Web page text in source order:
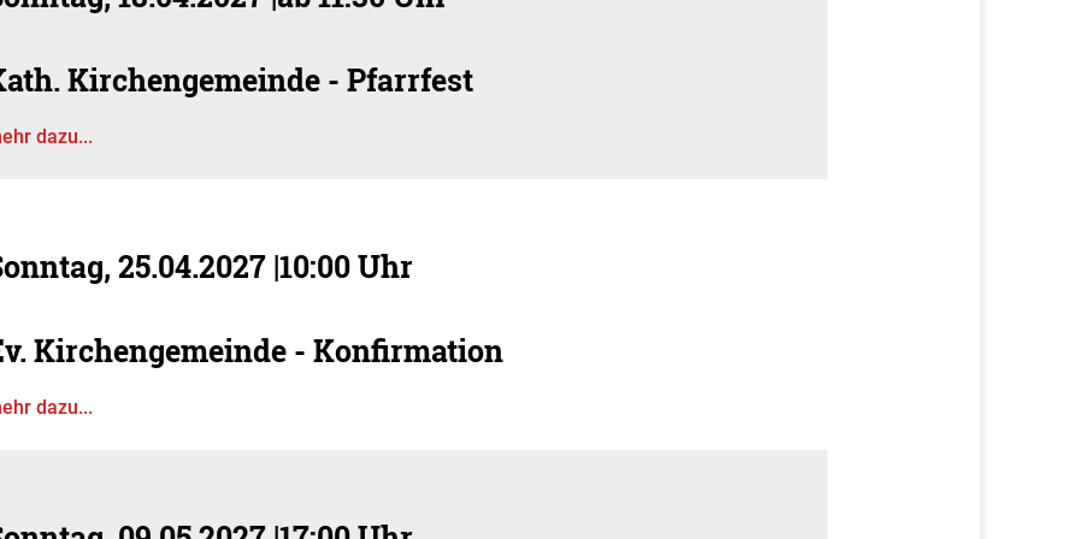
Kirchengemeinde - Pfarrfest
dazu...
25.04.2027 |10:00 Uhr
Kirchengemeinde - Konfirmation
dazu...